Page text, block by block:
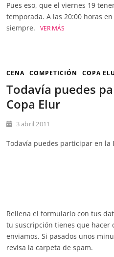
Pues eso, que el viernes 19
temporada. A las 20:00 horas
siempre.
VER MÁS
CENA COMPETICIÓN COPA
Todavía puedes
Copa Elur
3 abril 2011
Todavía puedes participar en la
Rellena el formulario con tus
tu suscripción tienes que hacer
enviamos. Si pasados unos
revisa la carpeta de spam.